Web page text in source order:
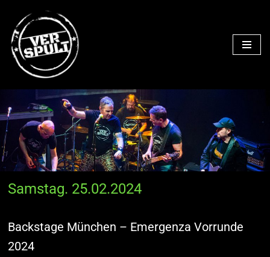
Zum
Inhalt
springen
Samstag. 25.02.2024
Backstage München – Emergenza Vorrunde
2024